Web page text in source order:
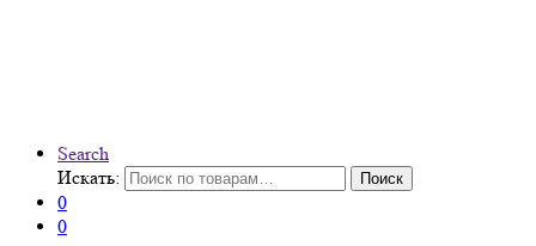
Search
Искать:
Поиск
0
0